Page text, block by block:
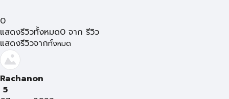
0
แสดงรีวิวทั้งหมด0 จาก รีวิว
แสดงรีวิวจากทั้งหมด
Rachanon
5